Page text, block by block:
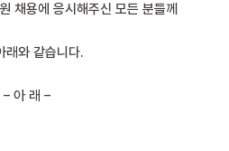
채용에 응시해주신 모든 분들께
래와 같습니다.
– 아 래 –